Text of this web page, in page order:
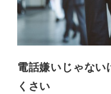
電話嫌いじゃな
くさい